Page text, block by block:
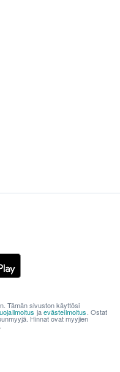
Tämän sivuston käyttösi
jaevästeilmoitus . Ostat
Hinnat ovat myyjien